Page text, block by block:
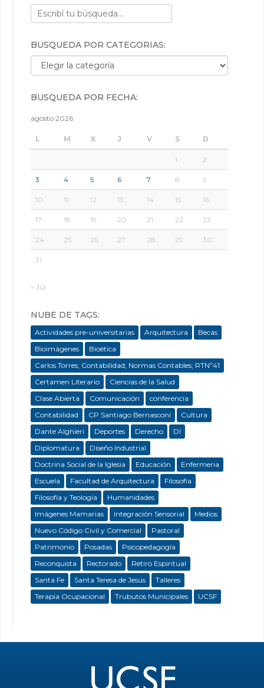
BÚSQUEDA POR CATEGORÍAS:
Búsqueda por categorías:
BÚSQUEDA POR FECHA:
agosto 2026
L M X J V S D
1 2
3 4 5 6 7 8 9
10 11 12 13 14 15 16
17 18 19 20 21 22 23
24 25 26 27 28 29 30
31
« Jul
NUBE DE TAGS:
Actividades pre-universitarias Arquitectura
Becas
Bioimágenes
Bioética
Carlos Torres; Contabilidad; Normas Contables; RTNº41
Certamen Literario
Ciencias de la Salud
Clase Abierta
Comunicación
conferencia
Contabilidad
CP Santiago Bernasconi
Cultura
Dante Alghieri
Deportes Derecho
DI
Diplomatura
Diseño Industrial
Doctrina Social de la Iglesia
Educación
Enfermeria
Escuela
Facultad de Arquitectura
Filosofía
Filosofía y Teología
Humanidades
Imágenes Mamarias
Integración Sensorial
Medios
Nuevo Código Civil y Comercial
Pastoral
Patrimonio
Posadas
Psicopedagogía
Reconquista
Rectorado
Retiro Espiritual
Santa Fe
Santa Teresa de Jesús
Talleres
Terapia Ocupacional
Trubutos Municipales UCSF